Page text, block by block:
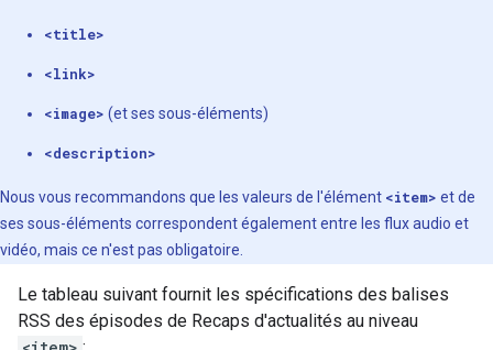
<title>
<link>
<image> (et ses sous-éléments)
<description>
Nous vous recommandons que les valeurs de l'élément <item> et de
ses sous-éléments correspondent également entre les flux audio et
vidéo, mais ce n'est pas obligatoire.
Le tableau suivant fournit les spécifications des balises
RSS des épisodes de Recaps d'actualités au niveau